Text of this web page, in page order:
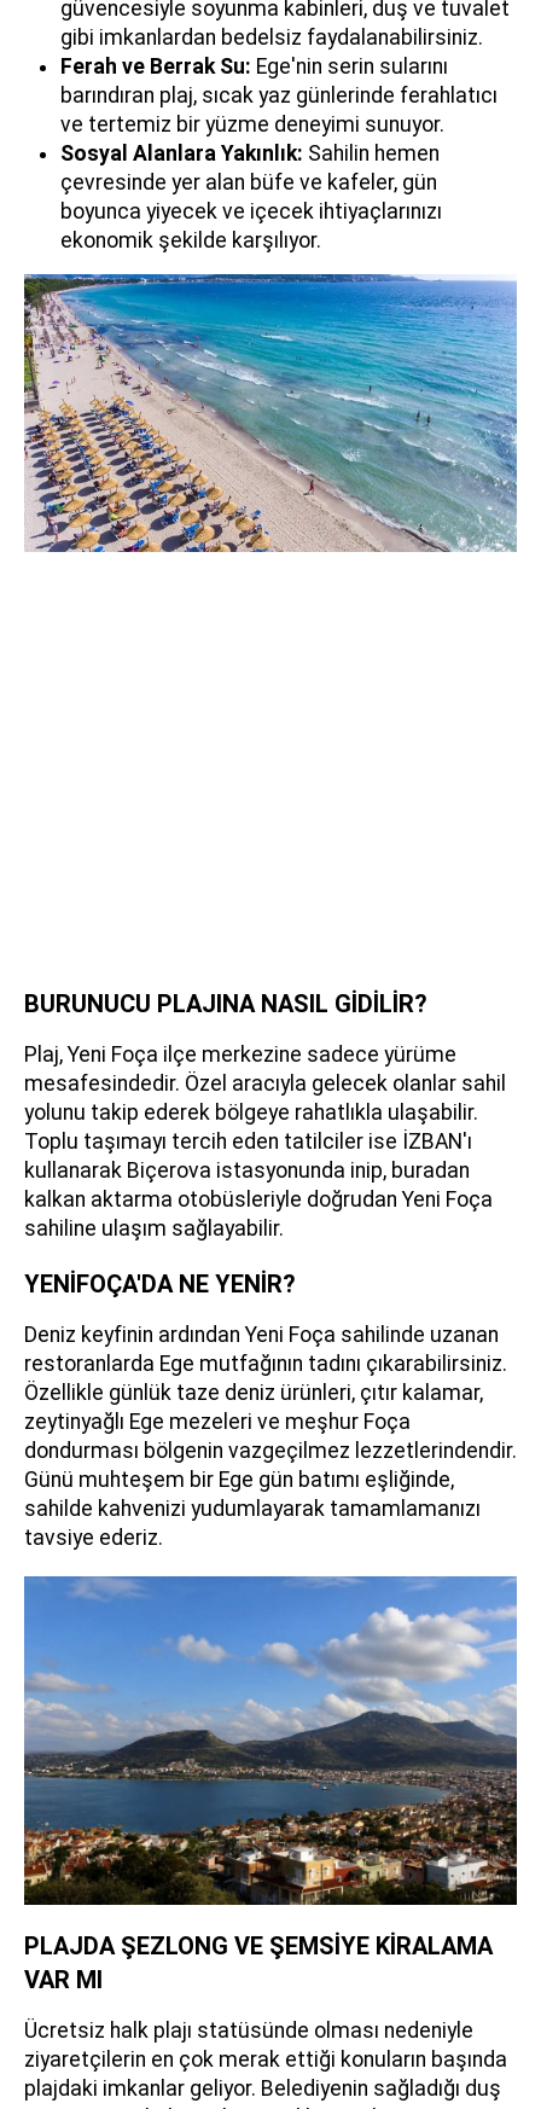
güvencesiyle soyunma kabinleri, duş ve tuvalet
gibi imkanlardan bedelsiz faydalanabilirsiniz.
Ferah ve Berrak Su: Ege'nin serin sularını
barındıran plaj, sıcak yaz günlerinde ferahlatıcı
ve tertemiz bir yüzme deneyimi sunuyor.
Sosyal Alanlara Yakınlık: Sahilin hemen
çevresinde yer alan büfe ve kafeler, gün
boyunca yiyecek ve içecek ihtiyaçlarınızı
ekonomik şekilde karşılıyor.
BURUNUCU PLAJINA NASIL GİDİLİR?
Plaj, Yeni Foça ilçe merkezine sadece yürüme
mesafesindedir. Özel aracıyla gelecek olanlar sahil
yolunu takip ederek bölgeye rahatlıkla ulaşabilir.
Toplu taşımayı tercih eden tatilciler ise İZBAN'ı
kullanarak Biçerova istasyonunda inip, buradan
kalkan aktarma otobüsleriyle doğrudan Yeni Foça
sahiline ulaşım sağlayabilir.
YENİFOÇA'DA NE YENİR?
Deniz keyfinin ardından Yeni Foça sahilinde uzanan
restoranlarda Ege mutfağının tadını çıkarabilirsiniz.
Özellikle günlük taze deniz ürünleri, çıtır kalamar,
zeytinyağlı Ege mezeleri ve meşhur Foça
dondurması bölgenin vazgeçilmez lezzetlerindendir.
Günü muhteşem bir Ege gün batımı eşliğinde,
sahilde kahvenizi yudumlayarak tamamlamanızı
tavsiye ederiz.
PLAJDA ŞEZLONG VE ŞEMSİYE KİRALAMA
VAR MI
Ücretsiz halk plajı statüsünde olması nedeniyle
ziyaretçilerin en çok merak ettiği konuların başında
plajdaki imkanlar geliyor. Belediyenin sağladığı duş